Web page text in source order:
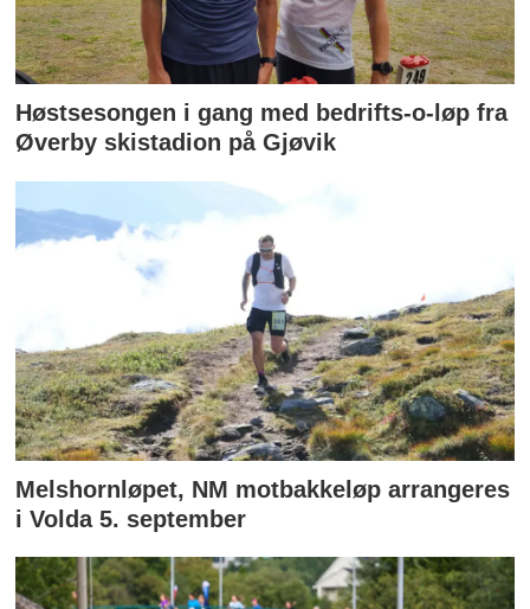
Høstsesongen i gang med bedrifts-o-løp fra
Øverby skistadion på Gjøvik
Melshornløpet, NM motbakkeløp arrangeres
i Volda 5. september